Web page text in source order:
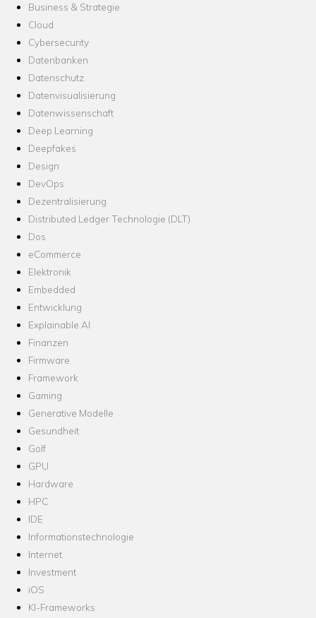
Business & Strategie
Cloud
Cybersecurity
Datenbanken
Datenschutz
Datenvisualisierung
Datenwissenschaft
Deep Learning
Deepfakes
Design
DevOps
Dezentralisierung
Distributed Ledger Technologie (DLT)
Dos
eCommerce
Elektronik
Embedded
Entwicklung
Explainable AI
Finanzen
Firmware
Framework
Gaming
Generative Modelle
Gesundheit
Golf
GPU
Hardware
HPC
IDE
Informationstechnologie
Internet
Investment
iOS
KI-Frameworks